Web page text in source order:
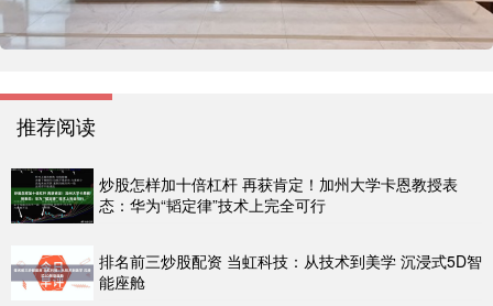
推荐阅读
炒股怎样加十倍杠杆 再获肯定！加州大学卡恩教授表
态：华为“韬定律”技术上完全可行
排名前三炒股配资 当虹科技：从技术到美学 沉浸式5D智
能座舱